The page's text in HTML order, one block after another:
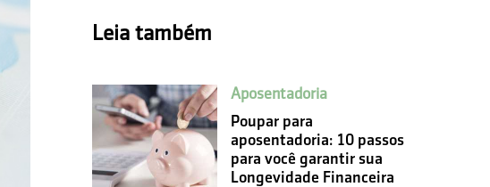
Leia também
Aposentadoria
Poupar para
aposentadoria: 10 passos
para você garantir sua
Longevidade Financeira